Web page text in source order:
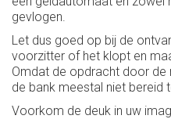
gevlogen.
Let dus goed op bij de
voorzitter of het klopt en
Omdat de opdracht door de
de bank meestal niet bereid
Voorkom de deuk in uw